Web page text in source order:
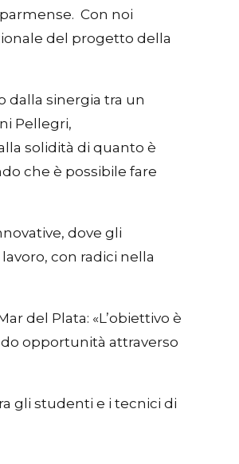
Con noi
del progetto della
dalla sinergia tra un
Pellegri,
solidità di quanto è
che è possibile fare
dove gli
con radici nella
del Plata: «L’obiettivo è
opportunità attraverso
gli studenti e i tecnici di